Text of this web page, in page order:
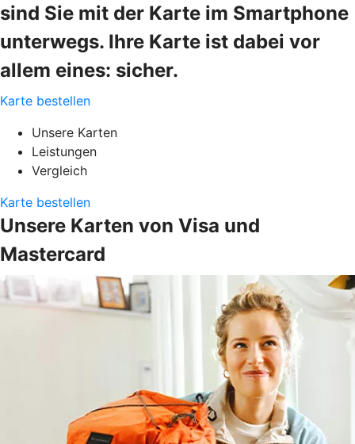
sind Sie mit der Karte im Smartphone
unterwegs. Ihre Karte ist dabei vor
allem eines: sicher.
Karte bestellen
Unsere Karten
Leistungen
Vergleich
Karte bestellen
Unsere Karten von Visa und
Mastercard